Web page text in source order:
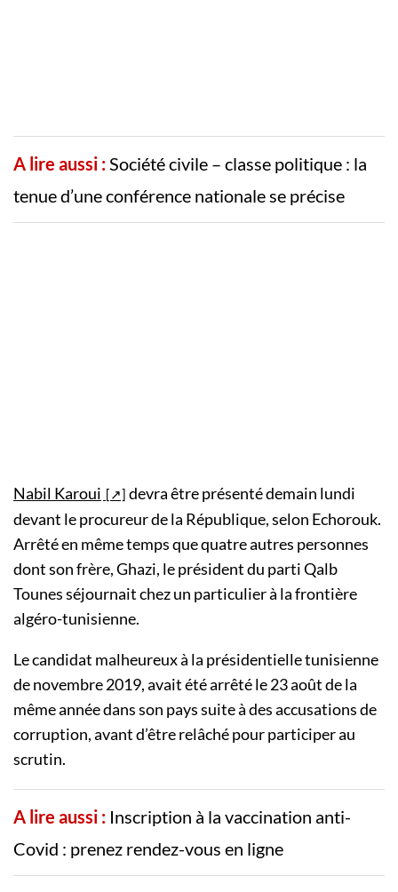
A lire aussi :Société civile – classe politique : la
tenue d’une conférence nationale se précise
Nabil Karoui
devra être présenté demain lundi
devant le procureur de la République, selon Echorouk.
Arrêté en même temps que quatre autres personnes
dont son frère, Ghazi, le président du parti Qalb
Tounes séjournait chez un particulier à la frontière
algéro-tunisienne.
Le candidat malheureux à la présidentielle tunisienne
de novembre 2019, avait été arrêté le 23 août de la
même année dans son pays suite à des accusations de
corruption, avant d’être relâché pour participer au
scrutin.
A lire aussi : Inscription à la vaccination anti-
Covid : prenez rendez-vous en ligne